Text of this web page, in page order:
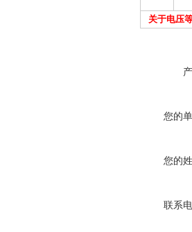
关于电压
您的
您的
联系